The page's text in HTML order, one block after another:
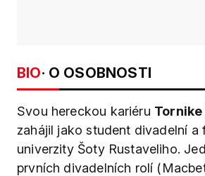
BIO· O OSOBNOSTI
Svou hereckou kariéru
zahájil jako student divadelní a
univerzity Šoty Rustaveliho.
prvních divadelních rolí